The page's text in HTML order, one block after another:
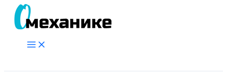
Перейти
Main